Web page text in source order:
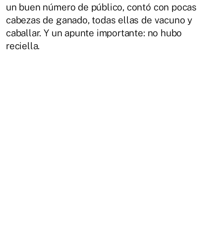
un buen número de público, contó con pocas
cabezas de ganado, todas ellas de vacuno y
caballar. Y un apunte importante: no hubo
reciella.